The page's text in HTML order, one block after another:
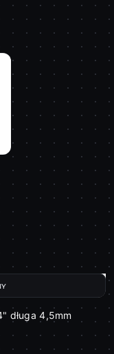
długa 4,5mm